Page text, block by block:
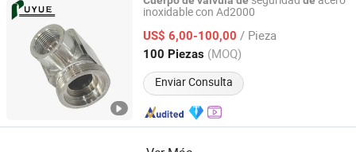
inoxidable con Ad2000
US$ 6,00-100,00 / Pieza
100 Piezas (MOQ)
Enviar Consulta
Shenyang Puyue Enterprise Co., Ltd.
Liaoning, China Desde 2026